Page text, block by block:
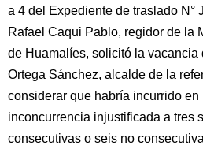
a 4 del Expediente de traslado N°
Rafael Caqui Pablo, regidor de la
de Huamalíes, solicitó la vacancia
Ortega Sánchez, alcalde de la
considerar que habría incurrido
inconcurrencia injustificada a tres
consecutivas o seis no